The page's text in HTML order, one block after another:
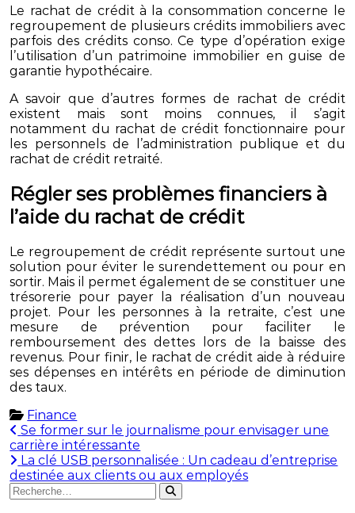
Le rachat de crédit à la consommation concerne le
regroupement de plusieurs crédits immobiliers avec
parfois des crédits conso. Ce type d’opération exige
l’utilisation d’un patrimoine immobilier en guise de
garantie hypothécaire.
A savoir que d’autres formes de rachat de crédit
existent mais sont moins connues, il s’agit
notamment du rachat de crédit fonctionnaire pour
les personnels de l’administration publique et du
rachat de crédit retraité.
Régler ses problèmes financiers à
l’aide du rachat de crédit
Le regroupement de crédit représente surtout une
solution pour éviter le surendettement ou pour en
sortir. Mais il permet également de se constituer une
trésorerie pour payer la réalisation d’un nouveau
projet. Pour les personnes à la retraite, c’est une
mesure de prévention pour faciliter le
remboursement des dettes lors de la baisse des
revenus. Pour finir, le rachat de crédit aide à réduire
ses dépenses en intérêts en période de diminution
des taux.
Finance
Navigation
de
l’article
Se former sur le journalisme pour envisager une
carrière intéressante
La clé USB personnalisée : Un cadeau d’entreprise
destinée aux clients ou aux employés
Rechercher
:
Rechercher